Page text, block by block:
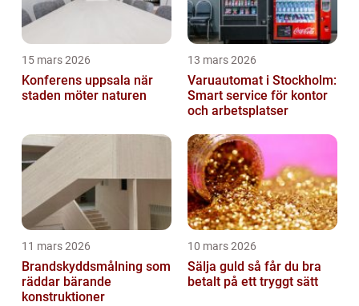
15 mars 2026
Konferens uppsala när
staden möter naturen
13 mars 2026
Varuautomat i Stockholm:
Smart service för kontor
och arbetsplatser
11 mars 2026
Brandskyddsmålning som
räddar bärande
konstruktioner
10 mars 2026
Sälja guld så får du bra
betalt på ett tryggt sätt